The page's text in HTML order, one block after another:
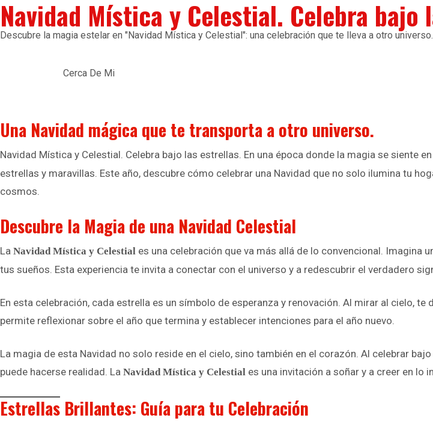
Navidad Mística y Celestial. Celebra bajo
Descubre la magia estelar en "Navidad Mística y Celestial": una celebración que te lleva a otro universo.
Cerca De Mi
Una Navidad mágica que te transporta a otro universo.
Navidad Mística y Celestial. Celebra bajo las estrellas. En una época donde la magia se siente
estrellas y maravillas. Este año, descubre cómo celebrar una Navidad que no solo ilumina tu
cosmos.
Descubre la Magia de una Navidad Celestial
La Navidad Mística y Celestial es una celebración que va más allá de lo convencional.
tus sueños. Esta experiencia te invita a conectar con el universo y a redescubrir el verdadero
En esta celebración, cada estrella es un símbolo de esperanza y renovación. Al mirar al cielo,
permite reflexionar sobre el año que termina y establecer intenciones para el año nuevo.
La magia de esta Navidad no solo reside en el cielo, sino también en el corazón. Al celebrar
puede hacerse realidad. La Navidad Mística y Celestial es una invitación a soñar y a creer en lo
Estrellas Brillantes: Guía para tu Celebración